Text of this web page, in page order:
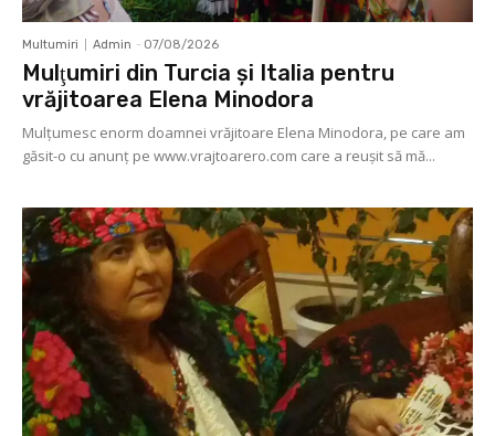
Multumiri Admin - 07/08/2026
Mulţumiri din Turcia și Italia pentru
vrăjitoarea Elena Minodora
Mulţumesc enorm doamnei vrăjitoare Elena Minodora, pe care am
găsit-o cu anunț pe www.vrajtoarero.com care a reuşit să mă...